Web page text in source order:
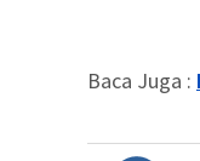
Baca Juga :